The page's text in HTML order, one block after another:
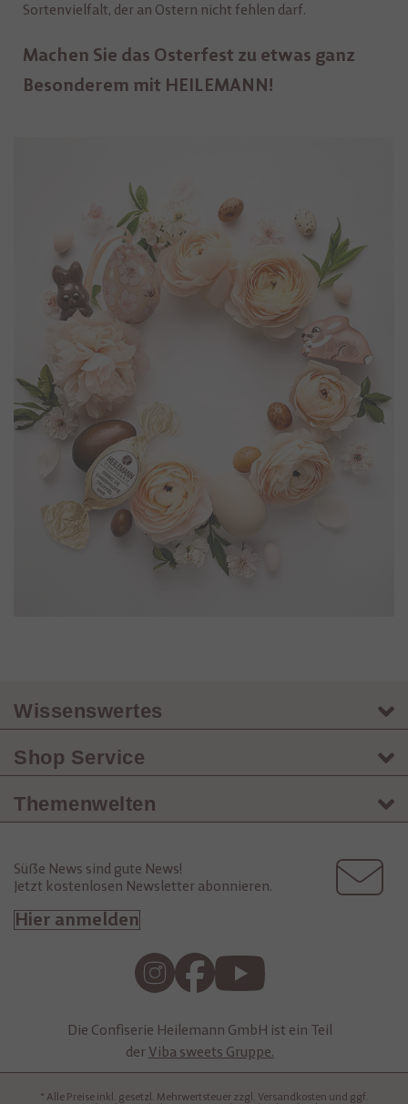
Sortenvielfalt, der an Ostern nicht fehlen darf.
Machen Sie das Osterfest zu etwas ganz
Besonderem mit HEILEMANN!
Wissenswertes
Shop Service
Themenwelten
Süße News sind gute News!
Jetzt kostenlosen Newsletter abonnieren.
Hier anmelden
Die Confiserie Heilemann GmbH ist ein Teil
der Viba sweets Gruppe.
* Alle Preise inkl. gesetzl. Mehrwertsteuer zzgl. Versandkosten und ggf.